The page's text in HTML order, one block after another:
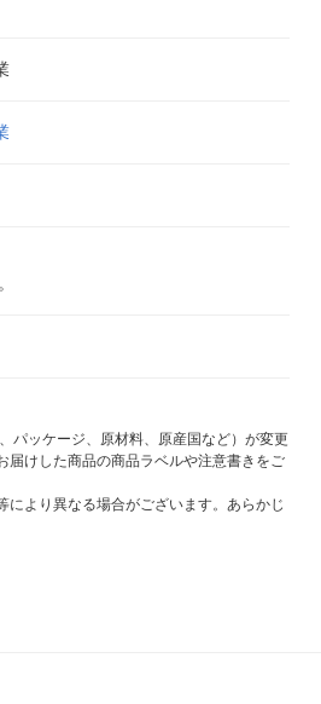
パッケージ、原材料、原産国など）が変更
届けした商品の商品ラベルや注意書きをご
より異なる場合がございます。あらかじ